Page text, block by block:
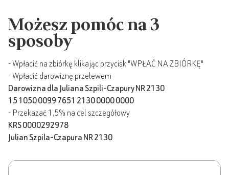
Możesz pomóc na 3
sposoby
- Wpłacić na zbiórkę klikając przycisk "WPŁAĆ NA ZBIÓRKĘ"
- Wpłacić darowiznę przelewem
Darowizna dla Juliana Szpili-Czapury NR 2130
15 1050 0099 7651 2130 0000 0000
- Przekazać 1,5% na cel szczegółowy
KRS 0000292978
Julian Szpila-Czapura NR 2130